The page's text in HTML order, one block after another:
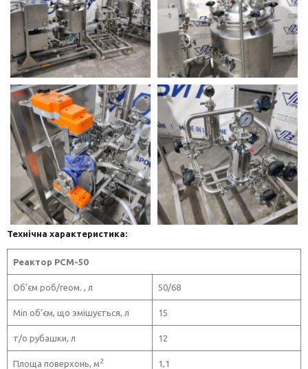
Технічна характеристика:
Реактор РСМ-50
Об’єм роб/геом. , л 50/68
Min об’єм, що змішується, л 15
т/о рубашки, л 12
Площа поверхонь, м2 1,1